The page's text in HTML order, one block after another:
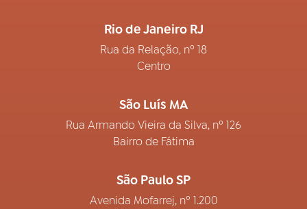
Rio de Janeiro RJ
Rua da Relação, nº 18
Centro
São Luís MA
Rua Armando Vieira da Silva, nº 126
Bairro de Fátima
São Paulo SP
Avenida Mofarrej, nº 1.200